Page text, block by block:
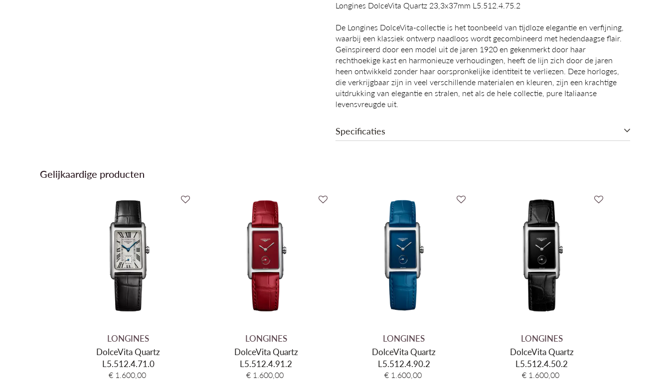
Longines DolceVita Quartz 23,3x37mm L5.512.4.75.2
De Longines DolceVita-collectie is het toonbeeld van tijdloze elegantie en verfijning,
waarbij een klassiek ontwerp naadloos wordt gecombineerd met hedendaagse flair.
Geïnspireerd door een model uit de jaren 1920 en gekenmerkt door haar
rechthoekige kast en harmonieuze verhoudingen, heeft de lijn zich door de jaren
heen ontwikkeld zonder haar oorspronkelijke identiteit te verliezen. Deze horloges,
die verkrijgbaar zijn in veel verschillende materialen en kleuren, zijn een krachtige
uitdrukking van elegantie en stralen, net als de hele collectie, pure Italiaanse
levensvreugde uit.
Specificaties
Kleur wijzerplaat
Sluiting type
Aanzetbreedte band
Gelijkaardige producten
LONGINES
DolceVita Quartz
L5.512.4.71.0
€ 1.600,00
LONGINES
DolceVita Quartz
L5.512.4.91.2
€ 1.600,00
LONGINES
DolceVita Quartz
L5.512.4.90.2
€ 1.600,00
LONGINES
DolceVita Quartz
L5.512.4.50.2
€ 1.600,00